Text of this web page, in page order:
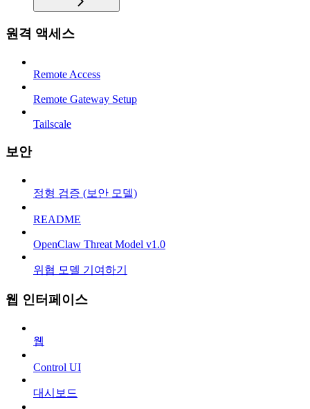
원격 액세스
Remote Access
Remote Gateway Setup
Tailscale
보안
정형 검증 (보안 모델)
README
OpenClaw Threat Model v1.0
위협 모델 기여하기
웹 인터페이스
웹
Control UI
대시보드